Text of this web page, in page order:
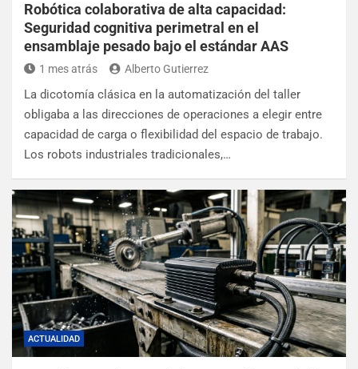
Robótica colaborativa de alta capacidad:
Seguridad cognitiva perimetral en el
ensamblaje pesado bajo el estándar AAS
1 mes atrás Alberto Gutierrez
La dicotomía clásica en la automatización del taller
obligaba a las direcciones de operaciones a elegir entre
capacidad de carga o flexibilidad del espacio de trabajo.
Los robots industriales tradicionales,…
ACTUALIDAD